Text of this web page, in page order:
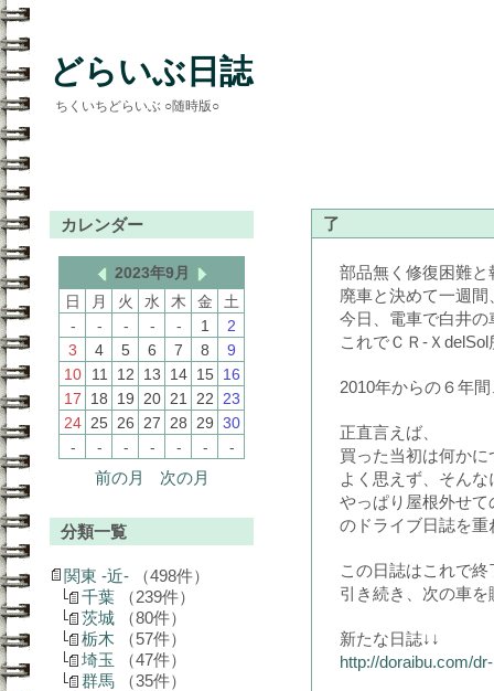
どらいぶ日誌
ちくいちどらいぶ ○随時版○
了
部品無く修復困難と
廃車と決めて一週間
今日、電車で白井
これでＣＲ-Ｘ
2010年からの６年
正直言えば、
買った当初は何か
よく思えず、そん
やっぱり屋根外せ
のドライブ日誌を
この日誌はこれで
引き続き、次の車
新たな日誌↓↓
http://doraibu.com/
カレンダー
2023年9月
日
月 火 水 木 金
土
-
- - - - 1
2
3
4 5 6 7 8
9
10
11 12 13 14 15 16
17
18 19 20 21 22
23
24 25 26 27 28 29 30
-
- - - - - -
前の月 次の月
分類一覧
関東 -近- （498件）
千葉 （239件）
茨城 （80件）
栃木 （57件）
埼玉
（47件）
群馬 （35件）